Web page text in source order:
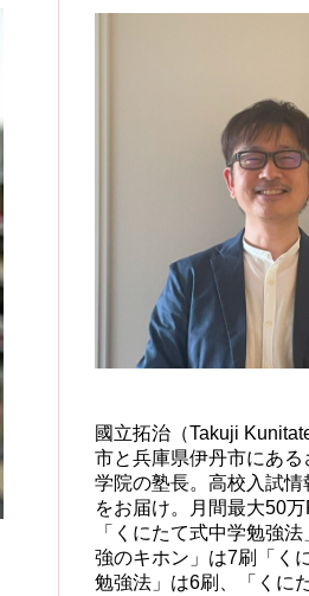
國立拓治（Takuji
市と兵庫県伊丹市にあ
学院の塾長。高校入試情
をお届け。月間最大50
「くにたて式中学勉強
強のキホン」は7刷「く
勉強法」は6刷、「くに